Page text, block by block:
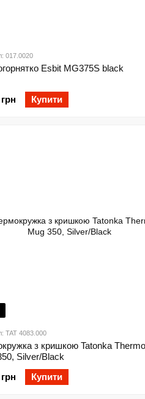
017.0020
Esbit MG375S black
Купити
TAT 4083.000
з кришкою Tatonka Thermo
Silver/Black
Купити